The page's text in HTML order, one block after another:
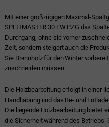
Mit einer großzügigen Maximal-
SPLITMASTER 30 FW PZG das
Durchgang, ohne sie vorher
Zeit, sondern steigert auch die
Sie Brennholz für den Winter
zuschneiden müssen.
Die Holzbearbeitung erfolgt in einer
Handhabung und das Be- und
Die liegende Holzbearbeitung bietet
die Sicherheit während des Betriebs.